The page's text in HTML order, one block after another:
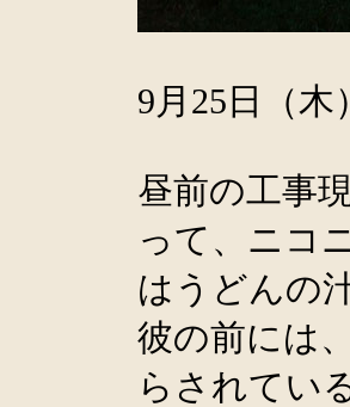
9月25日（木）
昼前の工事
って、ニコ
はうどんの
彼の前には
らされてい